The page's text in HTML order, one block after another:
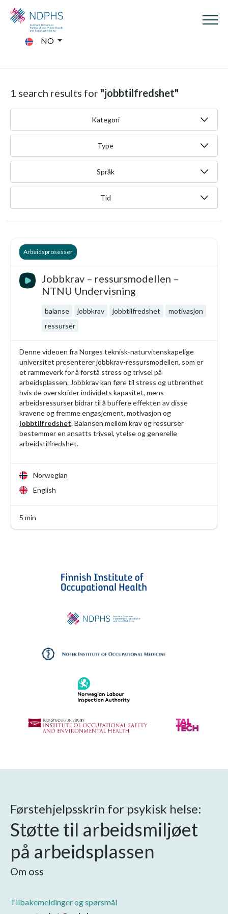
NO
1 search results for "jobbtilfredshet"
Kategori
Type
Språk
Tid
Jobbkrav – ressursmodellen –
NTNU Undervisning
balanse jobbkrav jobbtilfredshet
motivasjon
ressurser
Denne videoen fra Norges teknisk-naturvitenskapelige
universitet presenterer jobbkrav-ressursmodellen, som er
et rammeverk for å forstå stress og trivsel på
arbeidsplassen. Jobbkrav kan føre til stress og utbrenthet
hvis de overskrider individets kapasitet, mens
arbeidsressurser bidrar til å buffere effekten av disse
kravene og fremme engasjement, motivasjon og
jobbtilfredshet. Balansen mellom krav og ressurser
bestemmer en ansatts trivsel, ytelse og generelle
arbeidstilfredshet.
Norwegian
English
5 min
Arbeidsprosesser
Førstehjelpsskrin for psykisk helse:
Støtte til arbeidsmiljøet
på arbeidsplassen
Om oss
Tilbakemeldinger og spørsmål